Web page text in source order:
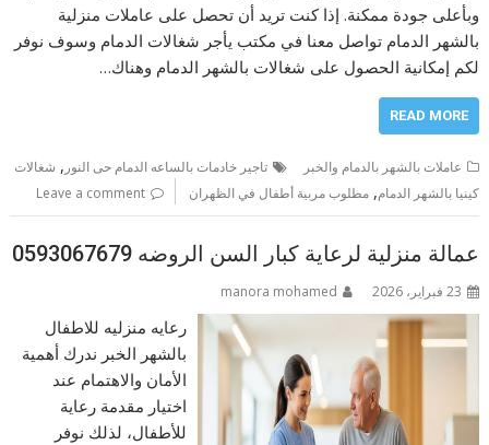
وبأعلى جودة ممكنة. إذا كنت تريد أن تحصل على عاملات منزلية
بالشهر الدمام تواصل معنا في مكتب يأجر شغالات الدمام وسوف نوفر
لكم إمكانية الحصول على شغالات بالشهر الدمام وهناك…
READ MORE
عاملات بالشهر بالدمام والخبر تاجير خادمات بالساعه الدمام حى النور , شغالات
كينيا بالشهر الدمام,مطلوب مربية أطفال في الظهران Leave a comment
عمالة منزلية لرعاية كبار السن الروضه 0593067679
23 فبراير، 2026 manora mohamed
رعايه منزليه للاطفال
بالشهر الخبر ندرك أهمية
الأمان والاهتمام عند
اختيار مقدمة رعاية
للأطفال، لذلك نوفر